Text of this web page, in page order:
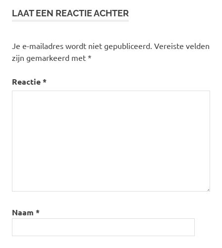
LAAT EEN REACTIE ACHTER
Je e-mailadres wordt niet gepubliceerd. Vereiste velden
zijn gemarkeerd met *
Reactie*
Naam *